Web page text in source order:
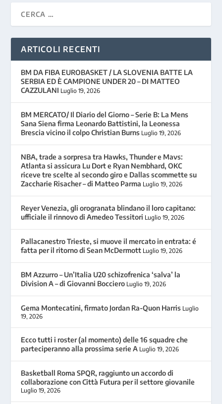
ARTICOLI RECENTI
BM DA FIBA EUROBASKET / LA SLOVENIA BATTE LA
SERBIA ED È CAMPIONE UNDER 20 – DI MATTEO
CAZZULANI Luglio 19, 2026
BM MERCATO/ Il Diario del Giorno – Serie B: La Mens
Sana Siena firma Leonardo Battistini, la Leonessa
Brescia vicino il colpo Christian Burns Luglio 19, 2026
NBA, trade a sorpresa tra Hawks, Thunder e Mavs:
Atlanta si assicura Lu Dort e Ryan Nembhard, OKC
riceve tre scelte al secondo giro e Dallas scommette su
Zaccharie Risacher – di Matteo Parma Luglio 19, 2026
Reyer Venezia, gli orogranata blindano il loro capitano:
ufficiale il rinnovo di Amedeo Tessitori Luglio 19, 2026
Pallacanestro Trieste, si muove il mercato in entrata: é
fatta per il ritorno di Sean McDermott Luglio 19, 2026
BM Azzurro – Un’Italia U20 schizofrenica ‘salva’ la
Division A – di Giovanni Bocciero Luglio 19, 2026
Gema Montecatini, firmato Jordan Ra-Quon Harris Luglio
19, 2026
Ecco tutti i roster (al momento) delle 16 squadre che
parteciperanno alla prossima serie A Luglio 19, 2026
Basketball Roma SPQR, raggiunto un accordo di
collaborazione con Città Futura per il settore giovanile
Luglio 19, 2026